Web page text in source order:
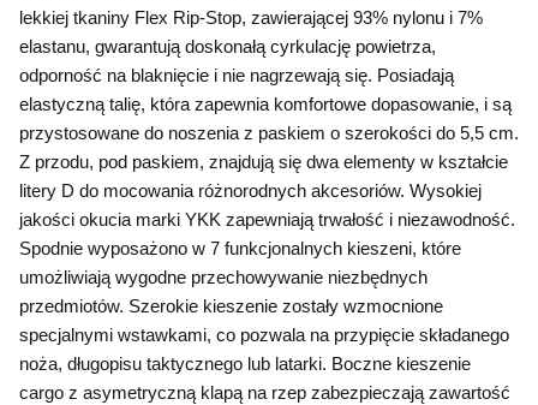
lekkiej tkaniny Flex Rip-Stop, zawierającej 93% nylonu i 7%
elastanu, gwarantują doskonałą cyrkulację powietrza,
odporność na blaknięcie i nie nagrzewają się. Posiadają
elastyczną talię, która zapewnia komfortowe dopasowanie, i są
przystosowane do noszenia z paskiem o szerokości do 5,5 cm.
Z przodu, pod paskiem, znajdują się dwa elementy w kształcie
litery D do mocowania różnorodnych akcesoriów. Wysokiej
jakości okucia marki YKK zapewniają trwałość i niezawodność.
Spodnie wyposażono w 7 funkcjonalnych kieszeni, które
umożliwiają wygodne przechowywanie niezbędnych
przedmiotów. Szerokie kieszenie zostały wzmocnione
specjalnymi wstawkami, co pozwala na przypięcie składanego
noża, długopisu taktycznego lub latarki. Boczne kieszenie
cargo z asymetryczną klapą na rzep zabezpieczają zawartość